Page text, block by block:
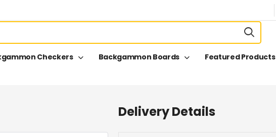
Checkers Backgammon Boards Featured Products
Delivery Details